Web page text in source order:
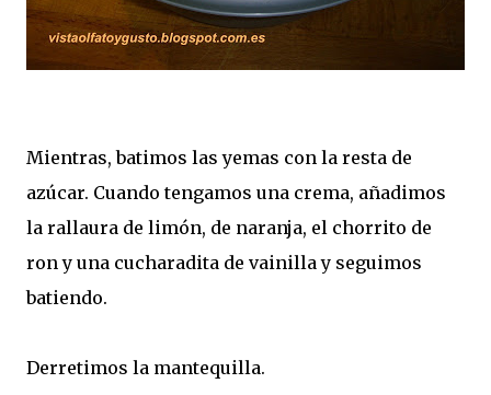
Mientras, batimos las yemas con la resta de
azúcar. Cuando tengamos una crema, añadimos
la rallaura de limón, de naranja, el chorrito de
ron y una cucharadita de vainilla y seguimos
batiendo.
Derretimos la mantequilla.